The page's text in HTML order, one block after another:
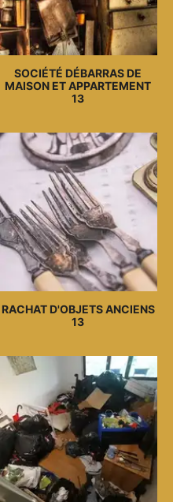
SOCIÉTÉ DÉBARRAS DE
MAISON ET APPARTEMENT
13
RACHAT D'OBJETS ANCIENS
13